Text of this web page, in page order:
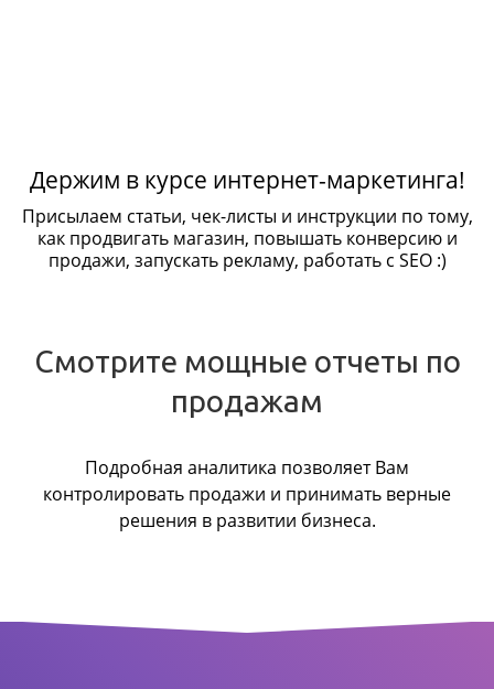
Держим в курсе интернет-маркетинга!
Присылаем статьи, чек-листы и инструкции по тому,
как продвигать магазин, повышать конверсию и
продажи, запускать рекламу, работать с SEO :)
Смотрите мощные отчеты по
продажам
Подробная аналитика позволяет Вам
контролировать продажи и принимать верные
решения в развитии бизнеса.